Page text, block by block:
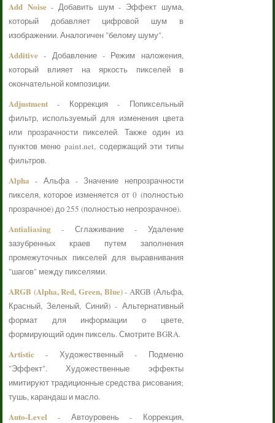
Add Noise- Добавить шум - Эффект шума,
который добавляет цифровой шум в
изображении. Аналогичен "белому шуму".
Additive- Добавление - Режим наложения,
который влияет на яркость пикселей в
окончательной композиции.
Adjustment- Коррекция - Попиксельный
фильтр, используемый для изменения цвета
или прозрачности пикселей. Также один из
пунктов меню paint.net, содержащий эти типы
фильтров.
Alpha - Альфа - Значение непрозрачности
пикселя, которое изменяется от 0 (полностью
прозрачное) до 255 (полностью непрозрачное).
Antialiasing- Сглаживание - Удаление
зазубренных краев путем заполнения
промежуточных пикселей для выравнивания
"шагов" между пикселями.
ARGB (Alpha, Red, Green, Blue)- ARGB (Альфа,
Красный, Зеленый, Синий) - Альтернативный
формат для информации о цвете,
формирующий один пиксель. Смотрите BGRA.
Artistic- Художественный - Подменю
"Эффект". Художественные эффекты
имитируют традиционные средства рисования;
тушь, карандаш и масло.
Auto-Level - Автоуровень - Коррекция,